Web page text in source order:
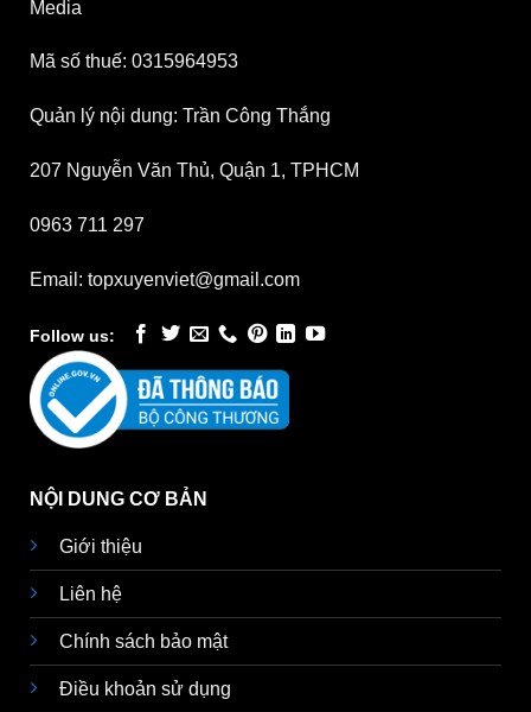
Media
Mã số thuế: 0315964953
Quản lý nội dung: Trần Công Thắng
207 Nguyễn Văn Thủ, Quận 1, TPHCM
0963 711 297
Email: topxuyenviet@gmail.com
Follow us:
NỘI DUNG CƠ BẢN
Giới thiệu
Liên hệ
Chính sách bảo mật
Điều khoản sử dụng